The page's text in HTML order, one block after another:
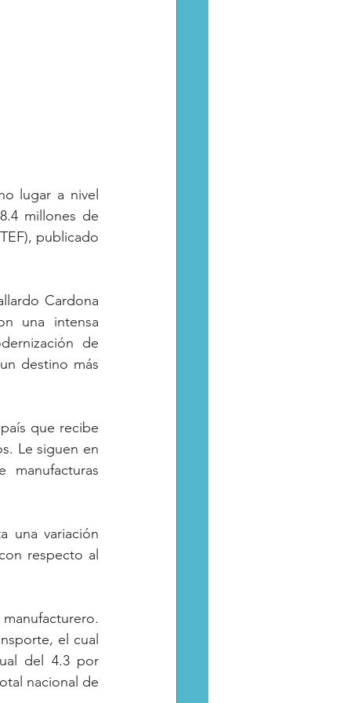
lugar a nivel
millones de
publicado
Cardona
una intensa
de
destino más
que recibe
Le siguen en
una variación
respecto al
el cual
del 4.3 por
nacional de